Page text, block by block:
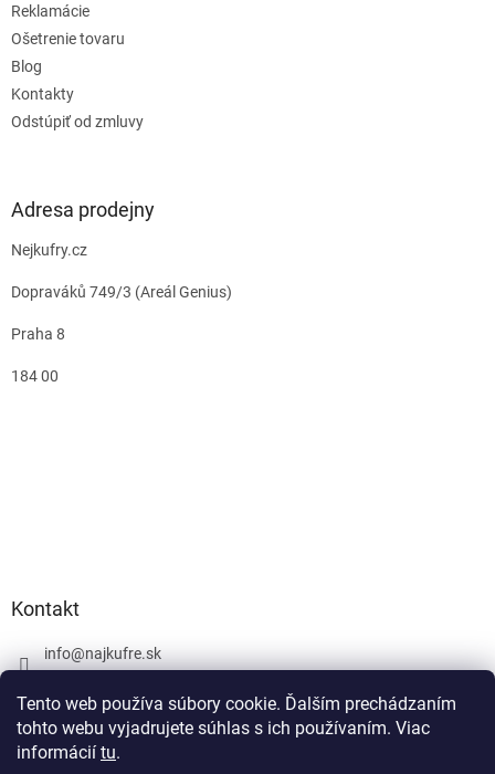
Tento web používa súbory cookie. Ďalším prechádzaním
tohto webu vyjadrujete súhlas s ich používaním. Viac
informácií tu.
Reklamácie
Ošetrenie tovaru
Blog
Kontakty
Odstúpiť od zmluvy
Adresa prodejny
Nejkufry.cz
Dopraváků 749/3 (Areál Genius)
Praha 8
184 00
Kontakt
info@najkufre.sk
Facebook